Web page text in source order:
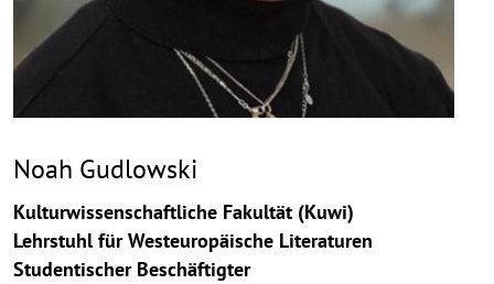
Noah Gudlowski
Kulturwissenschaftliche Fakultät (Kuwi)
Lehrstuhl für Westeuropäische Literaturen
Studentischer Beschäftigter